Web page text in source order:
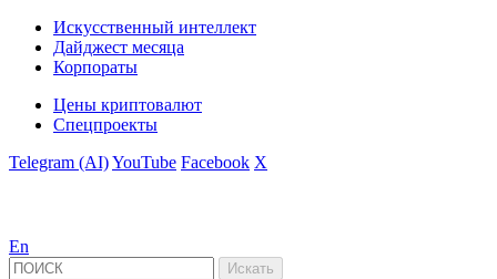
Искусственный интеллект
Дайджест месяца
Корпораты
Цены криптовалют
Спецпроекты
Telegram (AI)YouTube Facebook X
En